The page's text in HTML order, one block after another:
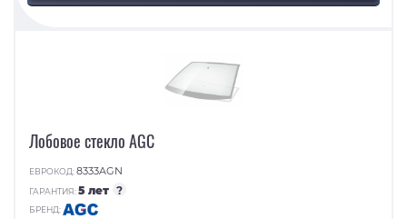
Лобовое стекло AGC
ЕВРОКОД:8333AGN
ГАРАНТИЯ:5 лет ?
БРЕНД: